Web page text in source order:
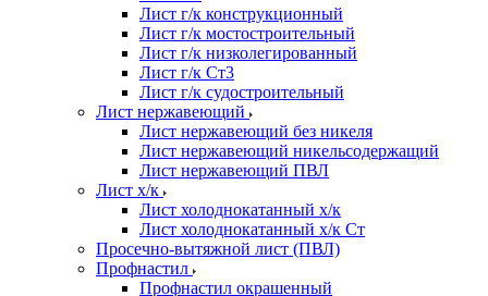
Лист г/к конструкционный
Лист г/к мостостроительный
Лист г/к низколегированный
Лист г/к Ст3
Лист г/к судостроительный
Лист нержавеющий
Лист нержавеющий без никеля
Лист нержавеющий никельсодержащий
Лист нержавеющий ПВЛ
Лист х/к
Лист холоднокатанный х/к
Лист холоднокатанный х/к Ст
Просечно-вытяжной лист (ПВЛ)
Профнастил
Профнастил окрашенный